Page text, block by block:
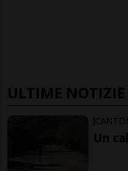
ULTIME
Un